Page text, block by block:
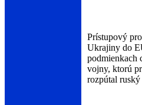
Prístupový
Ukrajiny do
podmienkach
vojny, ktorú
rozpútal ruský